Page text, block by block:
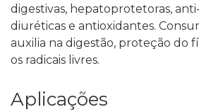
digestivas, hepatoprotetoras,
diuréticas e antioxidantes.
auxilia na digestão, proteção do
os radicais livres.
Aplicações